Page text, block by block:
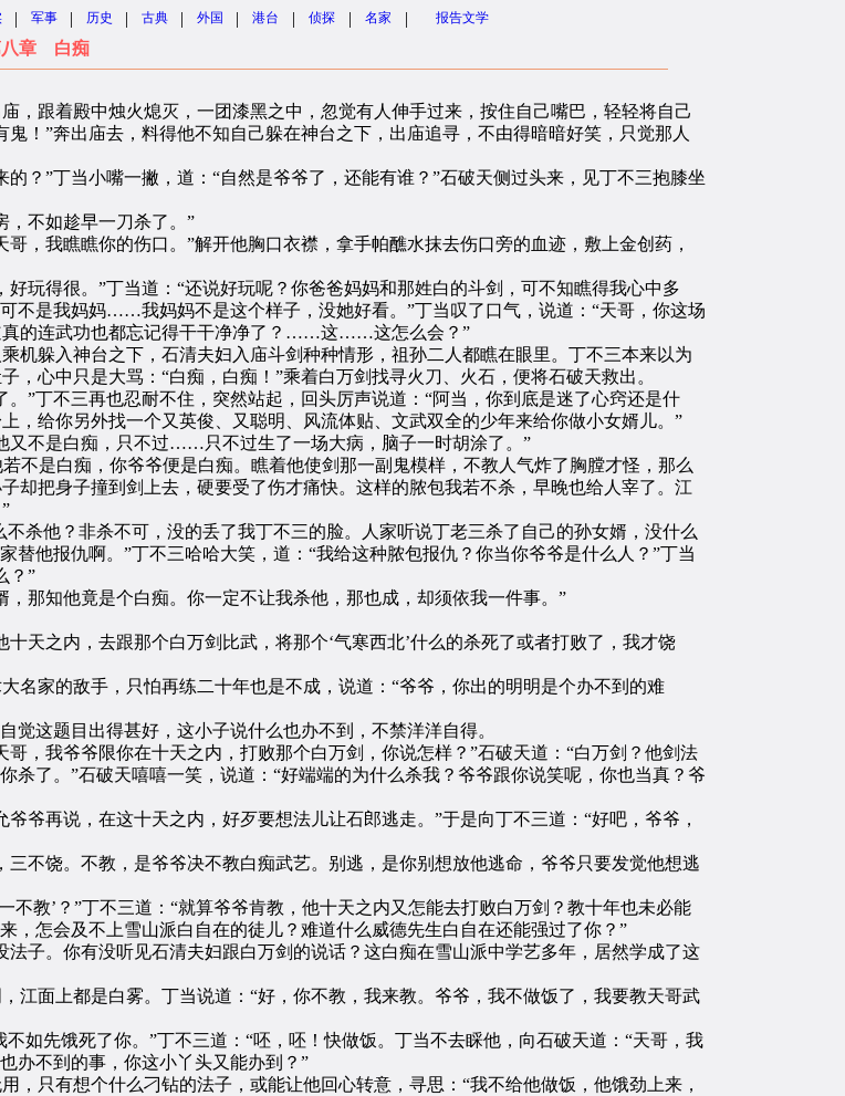
| 军事 | 历史 | 古典 | 外国 | 港台 | 侦探 | 名家 | 报告文学
八章 白痴
跟着殿中烛火熄灭，一团漆黑之中，忽觉有人伸手过来，按住自己嘴巴，轻轻将自己
！”奔出庙去，料得他不知自己躲在神台之下，出庙追寻，不由得暗暗好笑，只觉那人
”丁当小嘴一撇，道：“自然是爷爷了，还能有谁？”石破天侧过头来，见丁不三抱膝坐
不如趁早一刀杀了。”
我瞧瞧你的伤口。”解开他胸口衣襟，拿手帕醮水抹去伤口旁的血迹，敷上金创药，
得很。”丁当道：“还说好玩呢？你爸爸妈妈和那姓白的斗剑，可不知瞧得我心中多
不是我妈妈……我妈妈不是这个样子，没她好看。”丁当叹了口气，说道：“天哥，你这场
真的连武功也都忘记得干干净净了？……这……这怎么会？”
躲入神台之下，石清夫妇入庙斗剑种种情形，祖孙二人都瞧在眼里。丁不三本来以为
心中只是大骂：“白痴，白痴！”乘着白万剑找寻火刀、火石，便将石破天救出。
丁不三再也忍耐不住，突然站起，回头厉声说道：“阿当，你到底是迷了心窍还是什
给你另外找一个又英俊、又聪明、风流体贴、文武双全的少年来给你做小女婿儿。”
是白痴，只不过……只不过生了一场大病，脑子一时胡涂了。”
是白痴，你爷爷便是白痴。瞧着他使剑那一副鬼模样，不教人气炸了胸膛才怪，那么
却把身子撞到剑上去，硬要受了伤才痛快。这样的脓包我若不杀，早晚也给人宰了。江
他？非杀不可，没的丢了我丁不三的脸。人家听说丁老三杀了自己的孙女婿，没什么
他报仇啊。”丁不三哈哈大笑，道：“我给这种脓包报仇？你当你爷爷是什么人？”丁当
？”
知他竟是个白痴。你一定不让我杀他，那也成，却须依我一件事。”
之内，去跟那个白万剑比武，将那个‘气寒西北’什么的杀死了或者打败了，我才饶
家的敌手，只怕再练二十年也是不成，说道：“爷爷，你出的明明是个办不到的难
这题目出得甚好，这小子说什么也办不到，不禁洋洋自得。
我爷爷限你在十天之内，打败那个白万剑，你说怎样？”石破天道：“白万剑？他剑法
了。”石破天嘻嘻一笑，说道：“好端端的为什么杀我？爷爷跟你说笑呢，你也当真？爷
再说，在这十天之内，好歹要想法儿让石郎逃走。”于是向丁不三道：“好吧，爷爷，
饶。不教，是爷爷决不教白痴武艺。别逃，是你别想放他逃命，爷爷只要发觉他想逃
教’？”丁不三道：“就算爷爷肯教，他十天之内又怎能去打败白万剑？教十年也未必能
，怎会及不上雪山派白自在的徒儿？难道什么威德先生白自在还能强过了你？”
。你有没听见石清夫妇跟白万剑的说话？这白痴在雪山派中学艺多年，居然学成了这
面上都是白雾。丁当说道：“好，你不教，我来教。爷爷，我不做饭了，我要教天哥武
先饿死了你。”丁不三道：“呸，呸！快做饭。丁当不去睬他，向石破天道：“天哥，我
办不到的事，你这小丫头又能办到？”
只有想个什么刁钻的法子，或能让他回心转意，寻思：“我不给他做饭，他饿劲上来，